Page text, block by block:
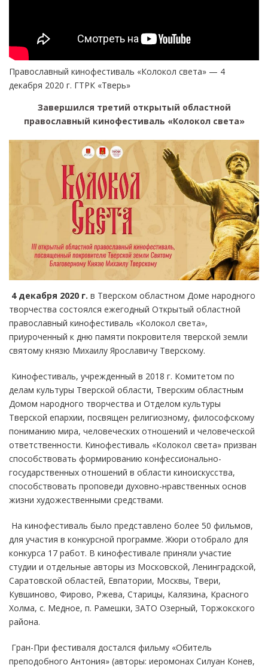
Православный кинофестиваль «Колокол света» — 4
декабря 2020 г. ГТРК «Тверь»
Завершился третий открытый областной
православный кинофестиваль «Колокол света»
4 декабря 2020 г. в Тверском областном Доме народного
творчества состоялся ежегодный Открытый областной
православный кинофестиваль «Колокол света»,
приуроченный к дню памяти покровителя тверской земли
святому князю Михаилу Ярославичу Тверскому.
Кинофестиваль, учрежденный в 2018 г. Комитетом по
делам культуры Тверской области, Тверским областным
Домом народного творчества и Отделом культуры
Тверской епархии, посвящен религиозному, философскому
пониманию мира, человеческих отношений и человеческой
ответственности. Кинофестиваль «Колокол света» призван
способствовать формированию конфессионально-
государственных отношений в области киноискусства,
способствовать проповеди духовно-нравственных основ
жизни художественными средствами.
На кинофестиваль было представлено более 50 фильмов,
для участия в конкурсной программе. Жюри отобрало для
конкурса 17 работ. В кинофестивале приняли участие
студии и отдельные авторы из Московской, Ленинградской,
Саратовской областей, Евпатории, Москвы, Твери,
Кувшиново, Фирово, Ржева, Старицы, Калязина, Красного
Холма, с. Медное, п. Рамешки, ЗАТО Озерный, Торжокского
района.
Гран-При фестиваля достался фильму «Обитель
преподобного Антония» (авторы: иеромонах Силуан Конев,